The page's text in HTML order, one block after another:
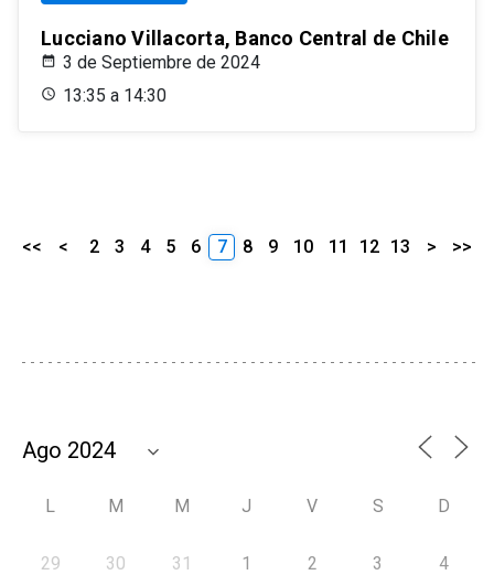
Lucciano Villacorta, Banco Central de Chile
3 de Septiembre de 2024
13:35 a 14:30
<< < 2 3 4 5 6 7 8 9 10 11 12 13 > >>
L M M J V S D
29 30 31 1 2 3 4